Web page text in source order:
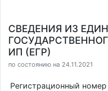
СВЕДЕНИЯ ИЗ
ИП (ЕГР)
по состоянию на 24.11.2021
Регистрационный номер